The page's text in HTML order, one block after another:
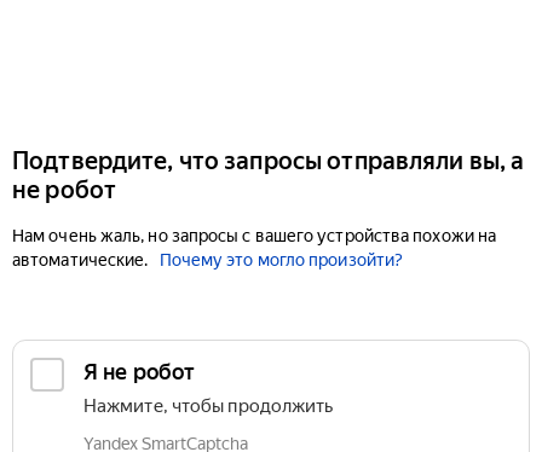
Подтвердите, что запросы отправляли вы, а
не робот
Нам очень жаль, но запросы с вашего устройства похожи на
автоматические.
Почему это могло произойти?